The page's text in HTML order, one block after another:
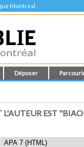
Montréal
Déposer
EST